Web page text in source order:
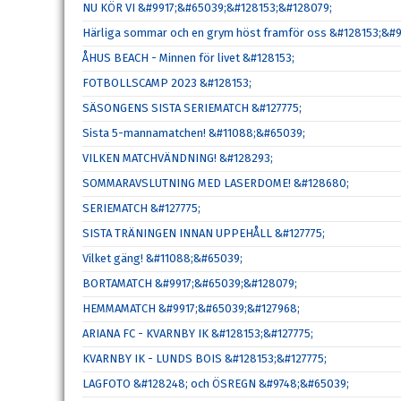
NU KÖR VI &#9917;&#65039;&#128153;&#128079;
Härliga sommar och en grym höst framför oss
ÅHUS BEACH - Minnen för livet &#128153;
FOTBOLLSCAMP 2023 &#128153;
SÄSONGENS SISTA SERIEMATCH &#127775;
Sista 5-mannamatchen! &#11088;&#65039;
VILKEN MATCHVÄNDNING! &#128293;
SOMMARAVSLUTNING MED LASERDOME! &#128680;
SERIEMATCH &#127775;
SISTA TRÄNINGEN INNAN UPPEHÅLL &#127775;
Vilket gäng! &#11088;&#65039;
BORTAMATCH &#9917;&#65039;&#128079;
HEMMAMATCH &#9917;&#65039;&#127968;
ARIANA FC - KVARNBY IK &#128153;&#127775;
KVARNBY IK - LUNDS BOIS &#128153;&#127775;
LAGFOTO &#128248; och ÖSREGN &#9748;&#65039;